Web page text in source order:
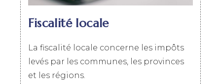
Fiscalité locale
La fiscalité locale concerne les impôts
levés par les communes, les provinces
et les régions.